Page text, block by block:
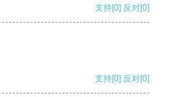
支持[0] 反对[0]
支持[0] 反对[0]